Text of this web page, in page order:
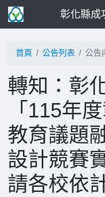
彰化縣成
首頁 公告列表 公告
轉知：彰
「115年
教育議題
設計競賽
請各校依